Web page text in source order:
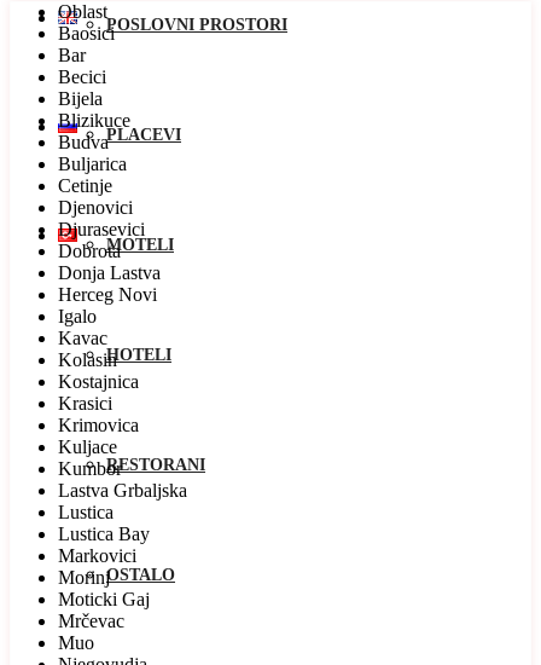
POSLOVNI PROSTORI
PLACEVI
MOTELI
HOTELI
RESTORANI
OSTALO
Oblast
Baosici
Bar
Becici
Bijela
Blizikuce
Budva
Buljarica
Cetinje
Djenovici
Djurasevici
Dobrota
Donja Lastva
Herceg Novi
Igalo
Kavac
Kolasin
Kostajnica
Krasici
Krimovica
Kuljace
Kumbor
Lastva Grbaljska
Lustica
Lustica Bay
Markovici
Morinj
Moticki Gaj
Mrčevac
Muo